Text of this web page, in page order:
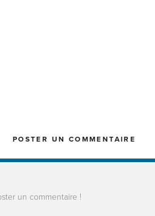
POSTER UN COMMENTAIRE
un commentaire !